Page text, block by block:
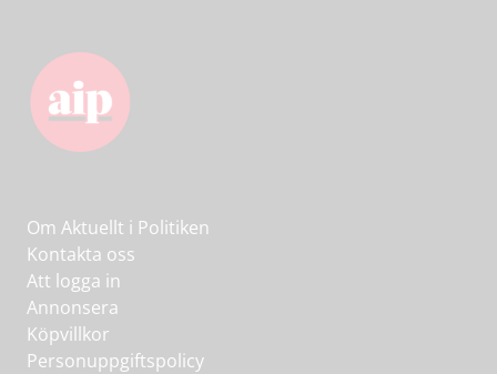
Om Aktuellt i Politiken
Kontakta oss
Att logga in
Annonsera
Köpvillkor
Personuppgiftspolicy